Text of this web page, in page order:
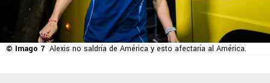
© Imago 7 Alexis no saldría de América y esto afectaría al América.